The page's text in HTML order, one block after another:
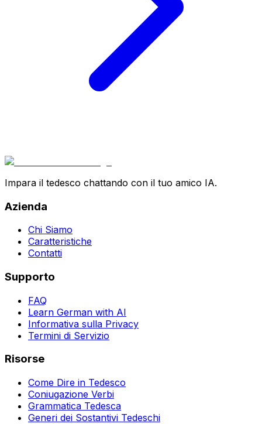
Impara il tedesco chattando con il tuo amico IA.
Azienda
Chi Siamo
Caratteristiche
Contatti
Supporto
FAQ
Learn German with AI
Informativa sulla Privacy
Termini di Servizio
Risorse
Come Dire in Tedesco
Coniugazione Verbi
Grammatica Tedesca
Generi dei Sostantivi Tedeschi